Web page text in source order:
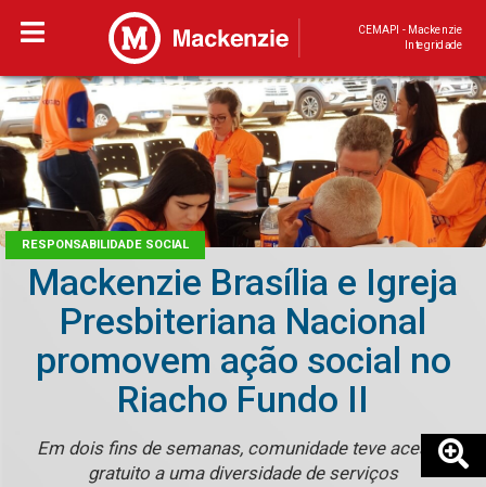
CEMAPI - Mackenzie
Integridade
RESPONSABILIDADE SOCIAL
Mackenzie Brasília e Igreja
Presbiteriana Nacional
promovem ação social no
Riacho Fundo II
Em dois fins de semanas, comunidade teve acesso
gratuito a uma diversidade de serviços